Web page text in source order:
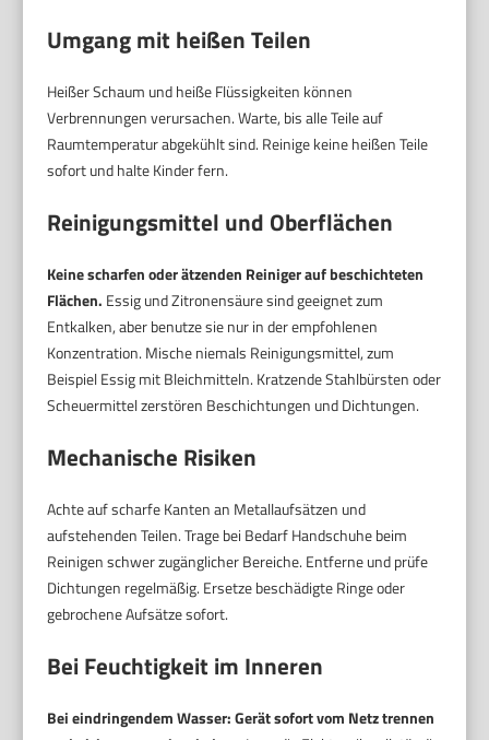
Umgang mit heißen Teilen
Heißer Schaum und heiße Flüssigkeiten können
Verbrennungen verursachen. Warte, bis alle Teile auf
Raumtemperatur abgekühlt sind. Reinige keine heißen Teile
sofort und halte Kinder fern.
Reinigungsmittel und Oberflächen
Keine scharfen oder ätzenden Reiniger auf beschichteten
Flächen. Essig und Zitronensäure sind geeignet zum
Entkalken, aber benutze sie nur in der empfohlenen
Konzentration. Mische niemals Reinigungsmittel, zum
Beispiel Essig mit Bleichmitteln. Kratzende Stahlbürsten oder
Scheuermittel zerstören Beschichtungen und Dichtungen.
Mechanische Risiken
Achte auf scharfe Kanten an Metallaufsätzen und
aufstehenden Teilen. Trage bei Bedarf Handschuhe beim
Reinigen schwer zugänglicher Bereiche. Entferne und prüfe
Dichtungen regelmäßig. Ersetze beschädigte Ringe oder
gebrochene Aufsätze sofort.
Bei Feuchtigkeit im Inneren
Bei eindringendem Wasser: Gerät sofort vom Netz trennen